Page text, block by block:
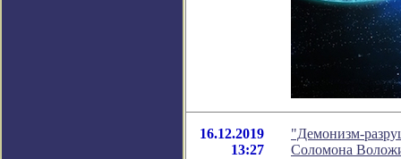
16.12.2019
13:27
"Демонизм-
Соломона